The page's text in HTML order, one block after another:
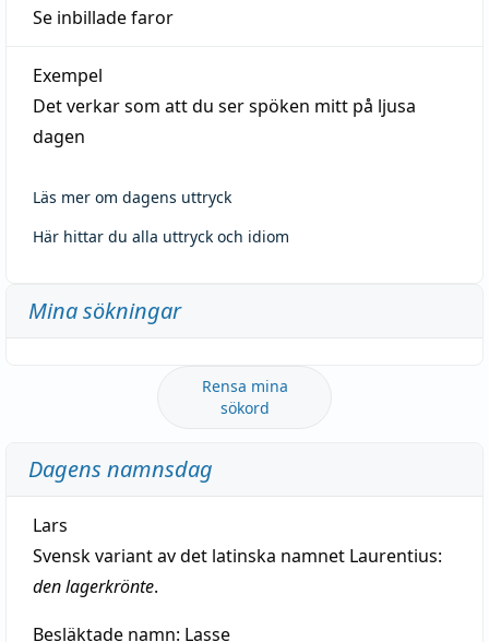
Se inbillade faror
Exempel
Det verkar som att du ser spöken mitt på ljusa
dagen
Läs mer om dagens uttryck
Här hittar du alla uttryck och idiom
Mina sökningar
Rensa mina
sökord
Dagens namnsdag
Lars
Svensk variant av det latinska namnet Laurentius:
den lagerkrönte.
Besläktade namn: Lasse